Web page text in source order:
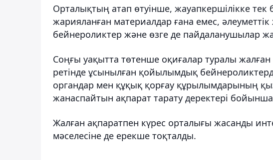
Орталықтың атап өтуінше, жауапкершілікке
жарияланған материалдар ғана емес, әлеуметтік
бейнероликтер және өзге де пайдаланушылар
Соңғы уақытта төтенше оқиғалар туралы
ретінде ұсынылған қойылымдық
органдар мен құқық қорғау құрылымдарының
жанаспайтын ақпарат тарату деректері
Жалған ақпаратпен күрес орталығы жасанды
мәселесіне де ерекше тоқталды.